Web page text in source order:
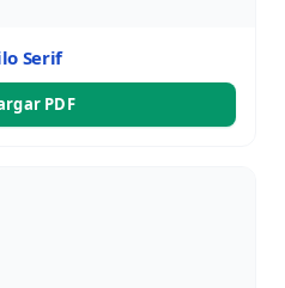
Serif
PDF